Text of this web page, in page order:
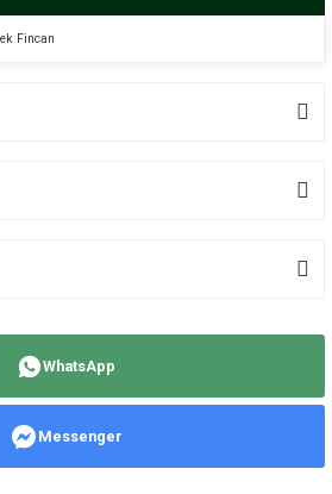
Fincan
veya görüntülenemiyor.
WhatsApp
Messenger